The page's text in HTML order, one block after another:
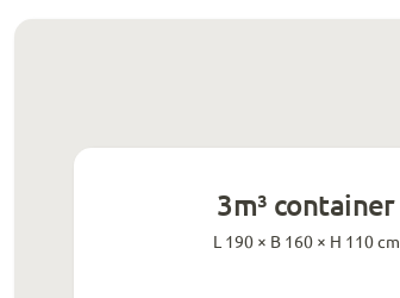
3m³ container
L 190 × B 160 × H 110 cm